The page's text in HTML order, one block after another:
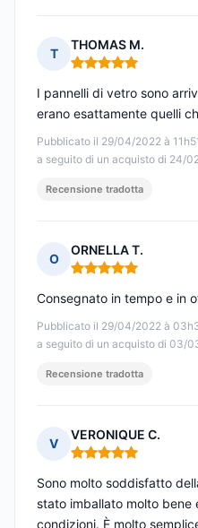
T
THOMAS M.
Nota: 5 su 5
Pubblicato il 29/04/2022 à
a seguito di un acquisto di 24/
I pannelli di vetro sono
erano esattamente quelli
Recensione tradotta
O
ORNELLA T.
Nota: 5 su 5
Pubblicato il 29/04/2022 à
a seguito di un acquisto di 03/
Consegnato in tempo e in
Recensione tradotta
V
VERONIQUE C.
Nota: 5 su 5
Sono molto soddisfatto
stato imballato molto bene
condizioni. È molto